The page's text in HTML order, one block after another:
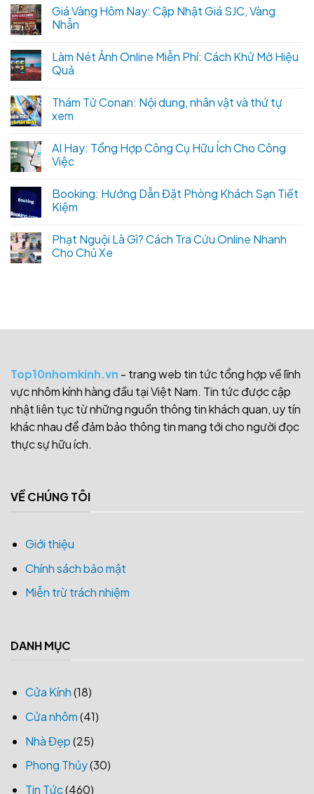
Giá Vàng Hôm Nay: Cập Nhật Giá SJC, Vàng
Nhẫn
Làm Nét Ảnh Online Miễn Phí: Cách Khử Mờ Hiệu
Quả
Thám Tử Conan: Nội dung, nhân vật và thứ tự
xem
AI Hay: Tổng Hợp Công Cụ Hữu Ích Cho Công
Việc
Booking: Hướng Dẫn Đặt Phòng Khách Sạn Tiết
Kiệm
Phạt Nguội Là Gì? Cách Tra Cứu Online Nhanh
Cho Chủ Xe
Top10nhomkinh.vn - trang web tin tức tổng hợp về lĩnh
vực nhôm kính hàng đầu tại Việt Nam. Tin tức được cập
nhật liên tục từ những nguồn thông tin khách quan, uy tín
khác nhau để đảm bảo thông tin mang tới cho người đọc
thực sự hữu ích.
VỀ CHÚNG TÔI
Giới thiệu
Chính sách bảo mật
Miễn trừ trách nhiệm
DANH MỤC
Cửa Kính(18)
Cửa nhôm(41)
Nhà Đẹp(25)
Phong Thủy(30)
Tin Tức(460)